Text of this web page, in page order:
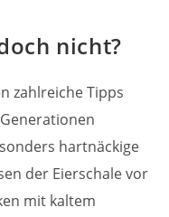
nicht?
zahlreiche Tipps
hartnäckige
der Eierschale vor
mit kaltem